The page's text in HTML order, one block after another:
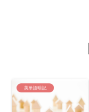
英単語暗記